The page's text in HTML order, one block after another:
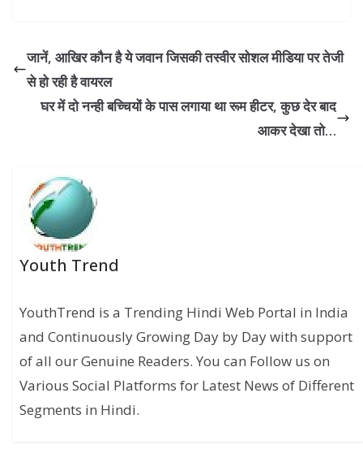
जानें, आखिर कौन है ये जवान जिसकी तस्‍वीर सोशल मीडिया पर तेजी
से हो रही है वायरल
घर में दो नन्ही बच्चियों के पास लगाया था रूम हीटर, कुछ देर बाद
आकर देखा तो…
Youth Trend
YouthTrend is a Trending Hindi Web Portal in India
and Continuously Growing Day by Day with support
of all our Genuine Readers. You can Follow us on
Various Social Platforms for Latest News of Different
Segments in Hindi.